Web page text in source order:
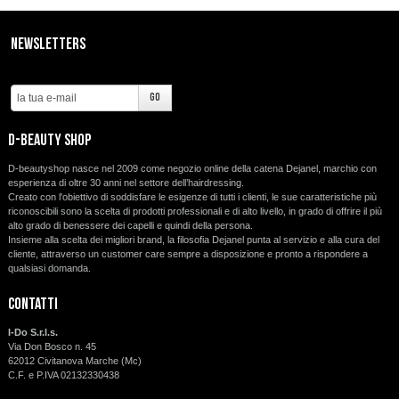
Newsletters
d-beauty shop
D-beautyshop nasce nel 2009 come negozio online della catena Dejanel, marchio con
esperienza di oltre 30 anni nel settore dell’hairdressing.
Creato con l'obiettivo di soddisfare le esigenze di tutti i clienti, le sue caratteristiche più
riconoscibili sono la scelta di prodotti professionali e di alto livello, in grado di offrire il più
alto grado di benessere dei capelli e quindi della persona.
Insieme alla scelta dei migliori brand, la filosofia Dejanel punta al servizio e alla cura del
cliente, attraverso un customer care sempre a disposizione e pronto a rispondere a
qualsiasi domanda.
Contatti
I-Do S.r.l.s.
Via Don Bosco n. 45
62012 Civitanova Marche (Mc)
C.F. e P.IVA 02132330438